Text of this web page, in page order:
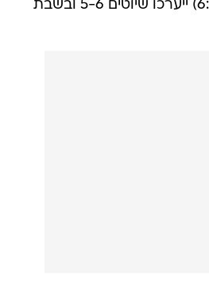
מחר בבוקר (שישי, 6:15) ייערכו שיוטים 5-6 ובשבת